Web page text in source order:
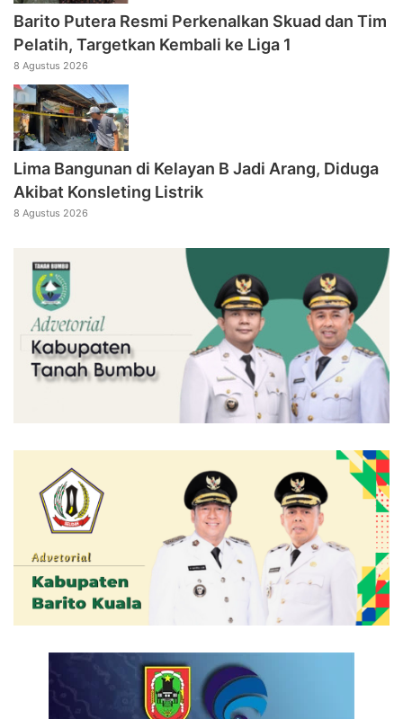
Barito Putera Resmi Perkenalkan Skuad dan Tim
Pelatih, Targetkan Kembali ke Liga 1
8 Agustus 2026
Lima Bangunan di Kelayan B Jadi Arang, Diduga
Akibat Konsleting Listrik
8 Agustus 2026